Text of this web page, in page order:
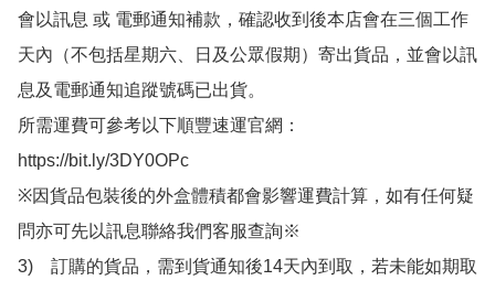
會以訊息 或 電郵通知補款，確認收到後本店會在三個工作
天內（不包括星期六、日及公眾假期）寄出貨品，並會以訊
息及電郵通知追蹤號碼已出貨。
所需運費可參考以下順豐速運官網：
https://bit.ly/3DY0OPc
※因貨品包裝後的外盒體積都會影響運費計算，如有任何疑
問亦可先以訊息聯絡我們客服查詢※
3)　訂購的貨品，需到貨通知後14天內到取，若未能如期取